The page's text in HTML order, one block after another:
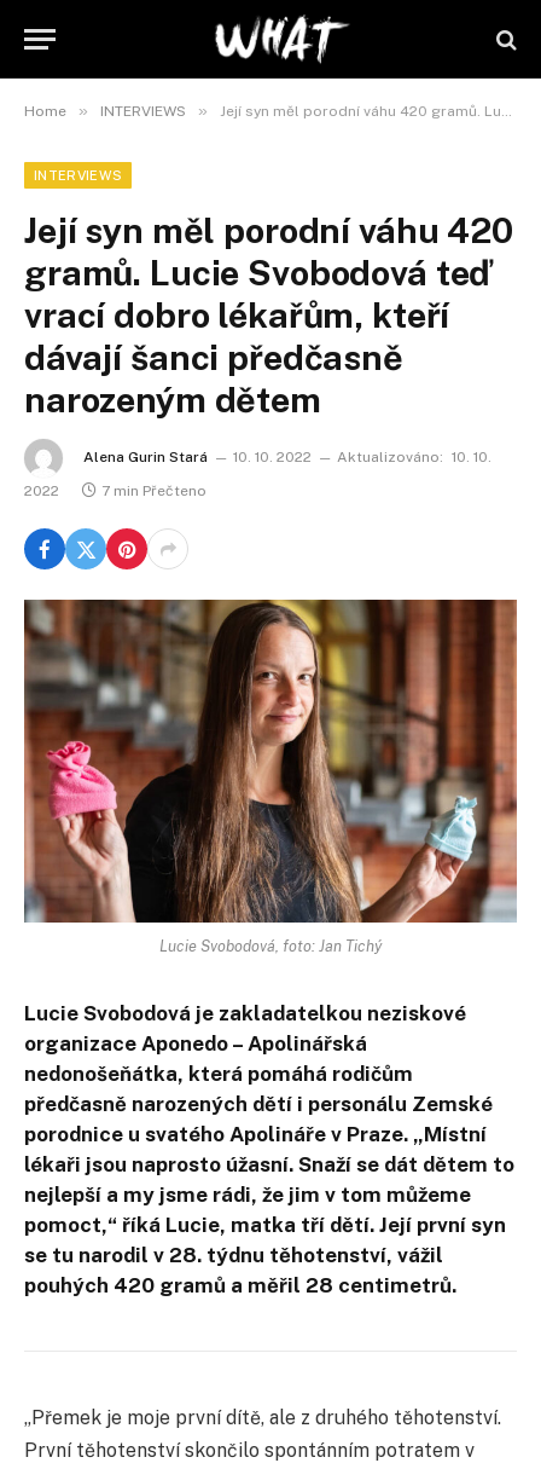
Home » INTERVIEWS » Její syn měl porodní váhu 420 gramů. Lucie Svobodová teď vrací dobro lékařům, kteří dávají šanci předčasně narozeným dětem
INTERVIEWS
Její syn měl porodní váhu 420
gramů. Lucie Svobodová teď
vrací dobro lékařům, kteří
dávají šanci předčasně
narozeným dětem
Alena Gurin Stará 10. 10. 2022 Aktualizováno: 10. 10.
2022
7 min Přečteno
Lucie Svobodová, foto: Jan Tichý
Lucie Svobodová je zakladatelkou neziskové
organizace Aponedo – Apolinářská
nedonošeňátka, která pomáhá rodičům
předčasně narozených dětí i personálu Zemské
porodnice u svatého Apolináře v Praze. „Místní
lékaři jsou naprosto úžasní. Snaží se dát dětem to
nejlepší a my jsme rádi, že jim v tom můžeme
pomoct,“ říká Lucie, matka tří dětí. Její první syn
se tu narodil v 28. týdnu těhotenství, vážil
pouhých 420 gramů a měřil 28 centimetrů.
„Přemek je moje první dítě, ale z druhého těhotenství.
První těhotenství skončilo spontánním potratem v